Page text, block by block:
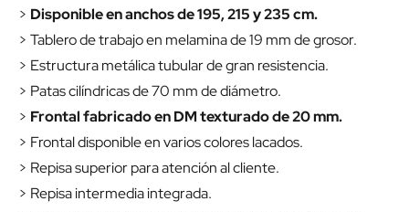
> Disponible en anchos de 195, 215 y 235 cm.
> Tablero de trabajo en melamina de 19 mm de grosor.
> Estructura metálica tubular de gran resistencia.
> Patas cilíndricas de 70 mm de diámetro.
> Frontal fabricado en DM texturado de 20 mm.
> Frontal disponible en varios colores lacados.
> Repisa superior para atención al cliente.
> Repisa intermedia integrada.